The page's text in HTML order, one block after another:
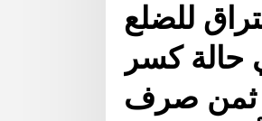
للضلع
حالة كسر
ثمن صرف